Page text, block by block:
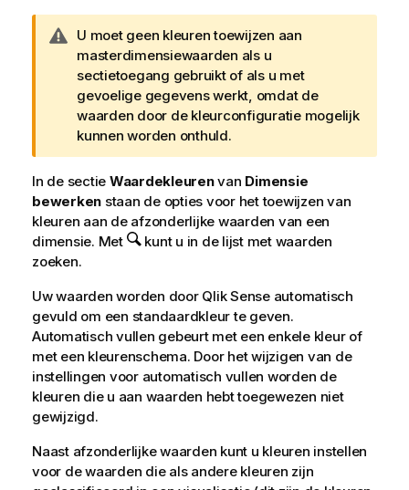
W
a
a
r
s
c
h
u
w
i
n
g
U moet geen kleuren toewijzen aan
masterdimensiewaarden als u
sectietoegang gebruikt of als u met
gevoelige gegevens werkt, omdat de
waarden door de kleurconfiguratie mogelijk
kunnen worden onthuld.
In de sectie Waardekleurenvan Dimensie
bewerken staan de opties voor het toewijzen van
kleuren aan de afzonderlijke waarden van een
dimensie. Met
kunt u in de lijst met waarden
zoeken.
Uw waarden worden door Qlik Senseautomatisch
gevuld om een standaardkleur te geven.
Automatisch vullen gebeurt met een enkele kleur of
met een kleurenschema. Door het wijzigen van de
instellingen voor automatisch vullen worden de
kleuren die u aan waarden hebt toegewezen niet
gewijzigd.
Naast afzonderlijke waarden kunt u kleuren instellen
voor de waarden die als andere kleuren zijn